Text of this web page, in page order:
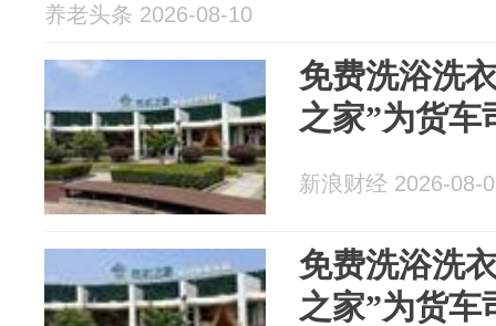
养老头条 2026-08-10
免费洗浴洗
之家”为货车
新浪财经 2026-08-
免费洗浴洗
之家”为货车